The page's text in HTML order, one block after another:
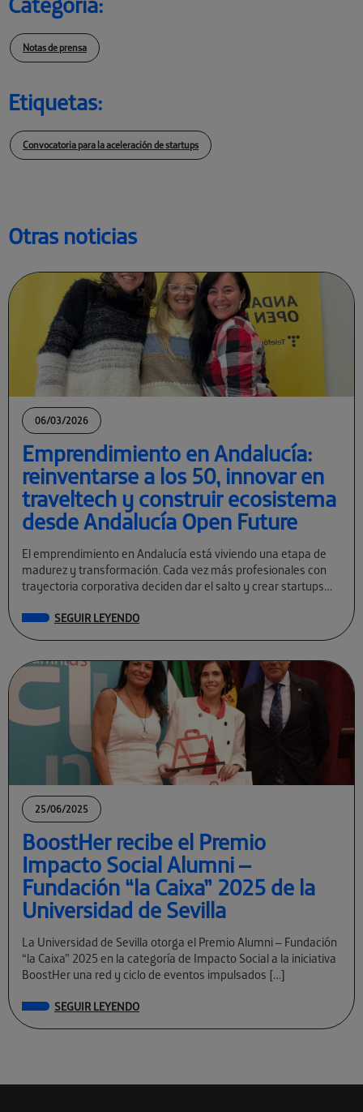
Otras noticias
06/03/2026
Emprendimiento en Andalucía:
reinventarse a los 50, innovar en
traveltech y construir ecosistema
desde Andalucía Open Future
El emprendimiento en Andalucía está viviendo una etapa de
madurez y transformación. Cada vez más profesionales con
trayectoria corporativa deciden dar el salto y crear startups
SEGUIR LEYENDO
25/06/2025
BoostHer recibe el Premio
Impacto Social Alumni –
Fundación “la Caixa” 2025 de la
Universidad de Sevilla
La Universidad de Sevilla otorga el Premio Alumni – Fundación
“la Caixa” 2025 en la categoría de Impacto Social a la iniciativa
BoostHer una red y ciclo de eventos impulsados […]
SEGUIR LEYENDO
Notas de prensa
Etiquetas:
Convocatoria para la aceleración de startups